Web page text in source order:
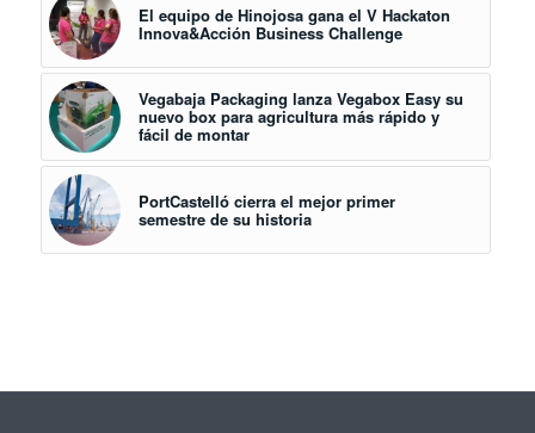
El equipo de Hinojosa gana el V Hackaton
Innova&Acción Business Challenge
Vegabaja Packaging lanza Vegabox Easy su
nuevo box para agricultura más rápido y
fácil de montar
PortCastelló cierra el mejor primer
semestre de su historia